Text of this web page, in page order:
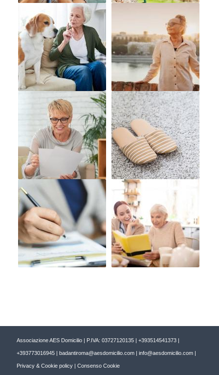
Associazione AES Domicilio | P.IVA: 03727120135 | +393514541373 |
+393773016945 | badantiroma@aesdomicilio.com| info@aesdomicilio.com|
Privacy & Cookie policy| Consenso Cookie